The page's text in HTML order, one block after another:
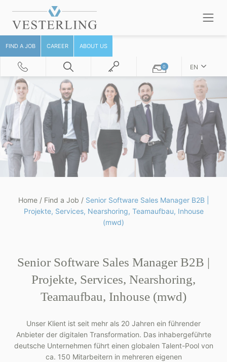
FIND A JOB CAREER ABOUT US
0 EN
Home/ Find a Job / Senior Software Sales Manager B2B |
Projekte, Services, Nearshoring, Teamaufbau, Inhouse
(mwd)
Senior Software Sales Manager B2B |
Projekte, Services, Nearshoring,
Teamaufbau, Inhouse (mwd)
Unser Klient ist seit mehr als 20 Jahren ein führender
Anbieter der digitalen Transformation. Das inhabergeführte
deutsche Unternehmen führt einen globalen Talent-Pool von
ca. 150 Mitarbeitern in mehreren eigenen